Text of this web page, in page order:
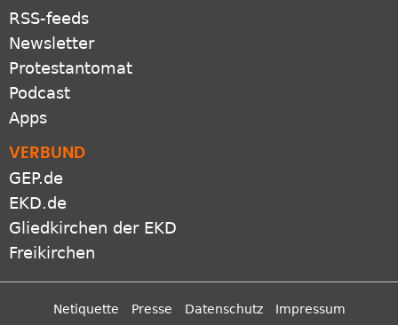
RSS-feeds
Newsletter
Protestantomat
Podcast
Apps
VERBUND
GEP.de
EKD.de
Gliedkirchen der EKD
Freikirchen
Netiquette Presse Datenschutz Impressum